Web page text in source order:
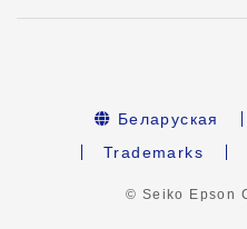
Беларуская
Trademarks
© Seiko Epson